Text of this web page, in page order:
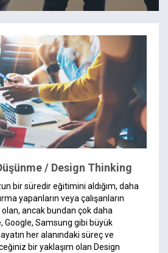
/ Design Thinking
bir süredir eğitimini aldığım, daha
yapanların veya çalışanların
olan, ancak bundan çok daha
Google, Samsung gibi büyük
her alanındaki süreç ve
bir yaklaşım olan Design